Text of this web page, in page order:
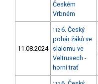
Českém
Vrbném
11.08.2024
112 6. Český
pohár žáků ve
slalomu ve
Veltrusech -
horní trať